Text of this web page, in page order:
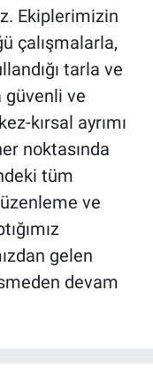
Ekiplerimizin
çalışmalarla,
tarla ve
güvenli ve
kırsal ayrımı
noktasında
tüm
ve
gelen
devam